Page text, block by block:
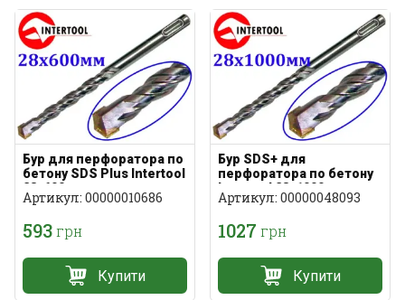
Бур для перфоратора по
бетону SDS Plus Intertool
28х600мм
Артикул: 00000010686
593грн
Купити
Бур SDS+ для
перфоратора по бетону
Intertool 28х1000мм
Артикул: 00000048093
1027 грн
Купити